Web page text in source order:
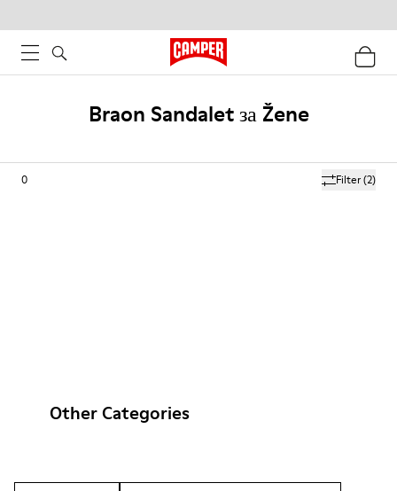
Braon Sandalet за Žene
Filter(2)
0
Other Categories